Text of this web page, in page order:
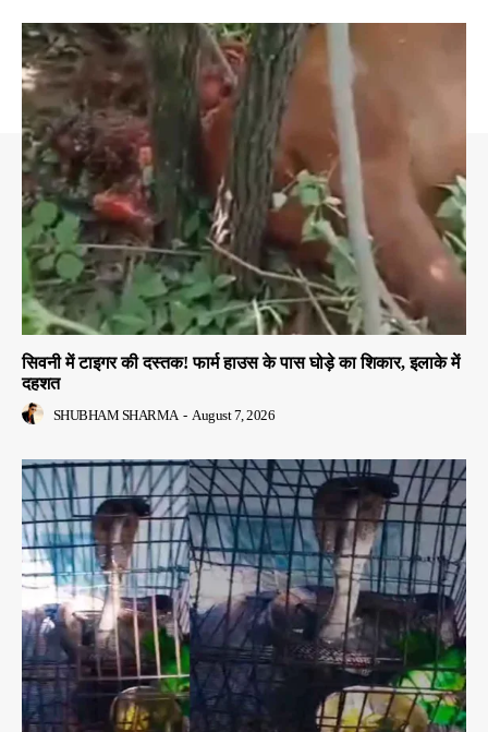
सिवनी में टाइगर की दस्तक! फार्म हाउस के पास घोड़े का शिकार, इलाके में
दहशत
SHUBHAM SHARMA - August 7, 2026